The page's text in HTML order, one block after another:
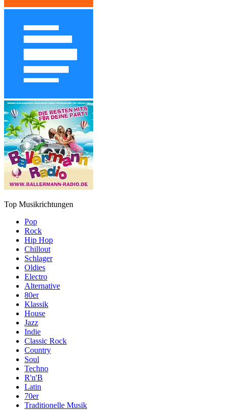
Top Musikrichtungen
Pop
Rock
Hip Hop
Chillout
Schlager
Oldies
Electro
Alternative
80er
Klassik
House
Jazz
Indie
Classic Rock
Country
Soul
Techno
R'n'B
Latin
70er
Traditionelle Musik